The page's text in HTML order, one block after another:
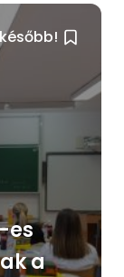
es
a